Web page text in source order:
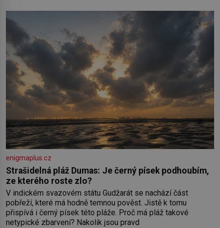
bílků. Žloutky vyšlehejte s cukrem do světlé pěny a postupně
do nich vmíchejte mascarpone, aby vznikl hladký
enigmaplus.cz
Strašidelná pláž Dumas: Je černý písek podhoubím,
ze kterého roste zlo?
V indickém svazovém státu Gudžarát se nachází část
pobřeží, které má hodně temnou pověst. Jistě k tomu
přispívá i černý písek této pláže. Proč má pláž takové
netypické zbarvení? Nakolik jsou pravd